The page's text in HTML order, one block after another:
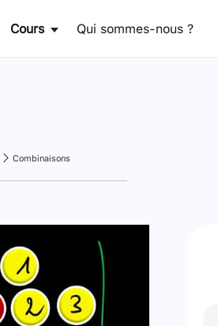
Cours Qui sommes-nous ?
Combinaisons